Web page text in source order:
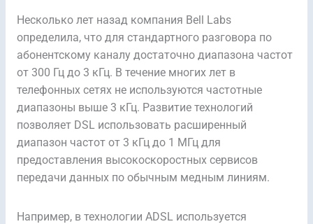
Несколько лет назад компания Bell Labs
определила, что для стандартного разговора по
абонентскому каналу достаточно диапазона частот
от 300 Гц до 3 кГц. В течение многих лет в
телефонных сетях не используются частотные
диапазоны выше 3 кГц. Развитие технологий
позволяет DSL использовать расширенный
диапазон частот от 3 кГц до 1 МГц для
предоставления высокоскоростных сервисов
передачи данных по обычным медным линиям.
Например, в технологии ADSL используется